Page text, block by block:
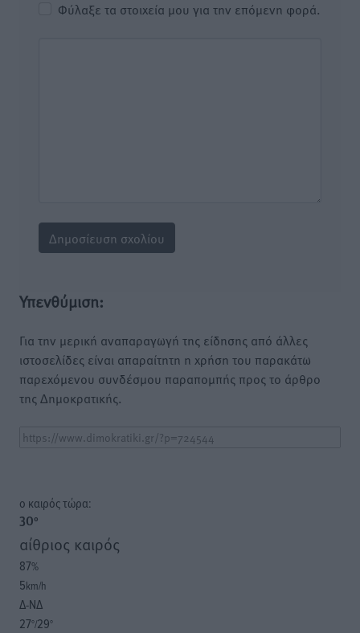
Φύλαξε τα στοιχεία μου για την επόμενη φορά.
Υπενθύμιση:
Για την μερική αναπαραγωγή της είδησης από άλλες
ιστοσελίδες είναι απαραίτητη η χρήση του παρακάτω
παρεχόμενου συνδέσμου παραπομπής προς το άρθρο
της Δημοκρατικής.
o καιρός τώρα:
30°
αίθριος καιρός
87%
5km/h
Δ-ΝΔ
27°/29°